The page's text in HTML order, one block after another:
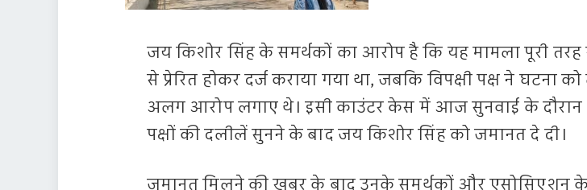
जय किशोर सिंह के समर्थकों का आरोप है कि यह मामला पूरी तरह
से प्रेरित होकर दर्ज कराया गया था, जबकि विपक्षी पक्ष ने घटना
अलग आरोप लगाए थे। इसी काउंटर केस में आज सुनवाई के दौरान
पक्षों की दलीलें सुनने के बाद जय किशोर सिंह को जमानत दे दी।